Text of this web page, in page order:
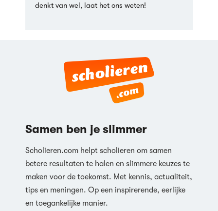
denkt van wel, laat het ons weten!
Samen ben je slimmer
Scholieren.com helpt scholieren om samen
betere resultaten te halen en slimmere keuzes te
maken voor de toekomst. Met kennis, actualiteit,
tips en meningen. Op een inspirerende, eerlijke
en toegankelijke manier.